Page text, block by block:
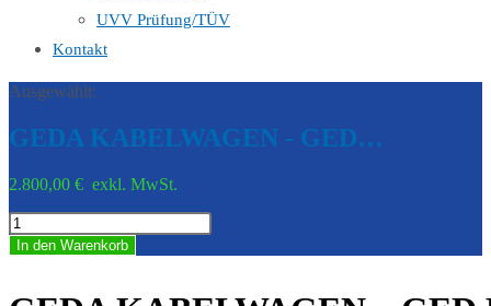
UVV Prüfung/TÜV
Kontakt
Ausgewählt:
GEDA KABELWAGEN - GED…
2.800,00 € exkl. MwSt.
GEDA
KABELWAGEN
-
K02017
In den Warenkorb